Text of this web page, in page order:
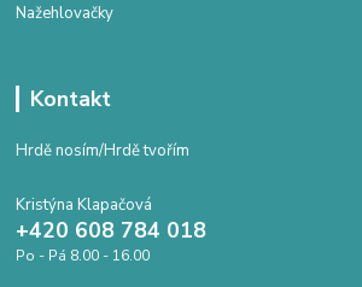
Nažehlovačky
Kontakt
Hrdě nosím/Hrdě tvořím
Kristýna Klapačová
+420 608 784 018
Po - Pá 8.00 - 16.00